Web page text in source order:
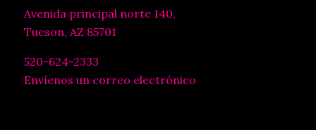
Avenida principal norte 140,
Tucson, AZ 85701
520-624-2333
Envíenos un correo electrónico